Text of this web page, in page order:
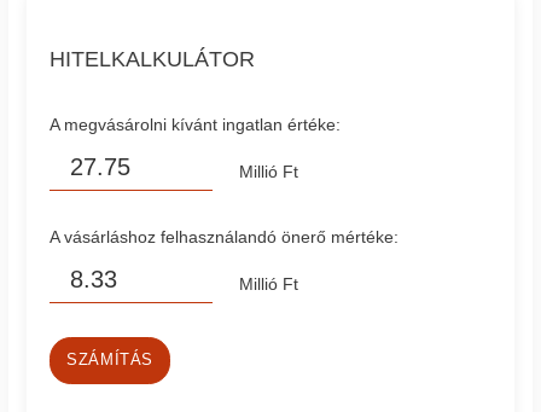
HITELKALKULÁTOR
A megvásárolni kívánt ingatlan értéke:
Millió Ft
A vásárláshoz felhasználandó önerő mértéke:
Millió Ft
SZÁMÍTÁS